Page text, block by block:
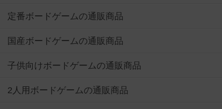
定番ボードゲームの通販商品
国産ボードゲームの通販商品
子供向けボードゲームの通販商品
2人用ボードゲームの通販商品